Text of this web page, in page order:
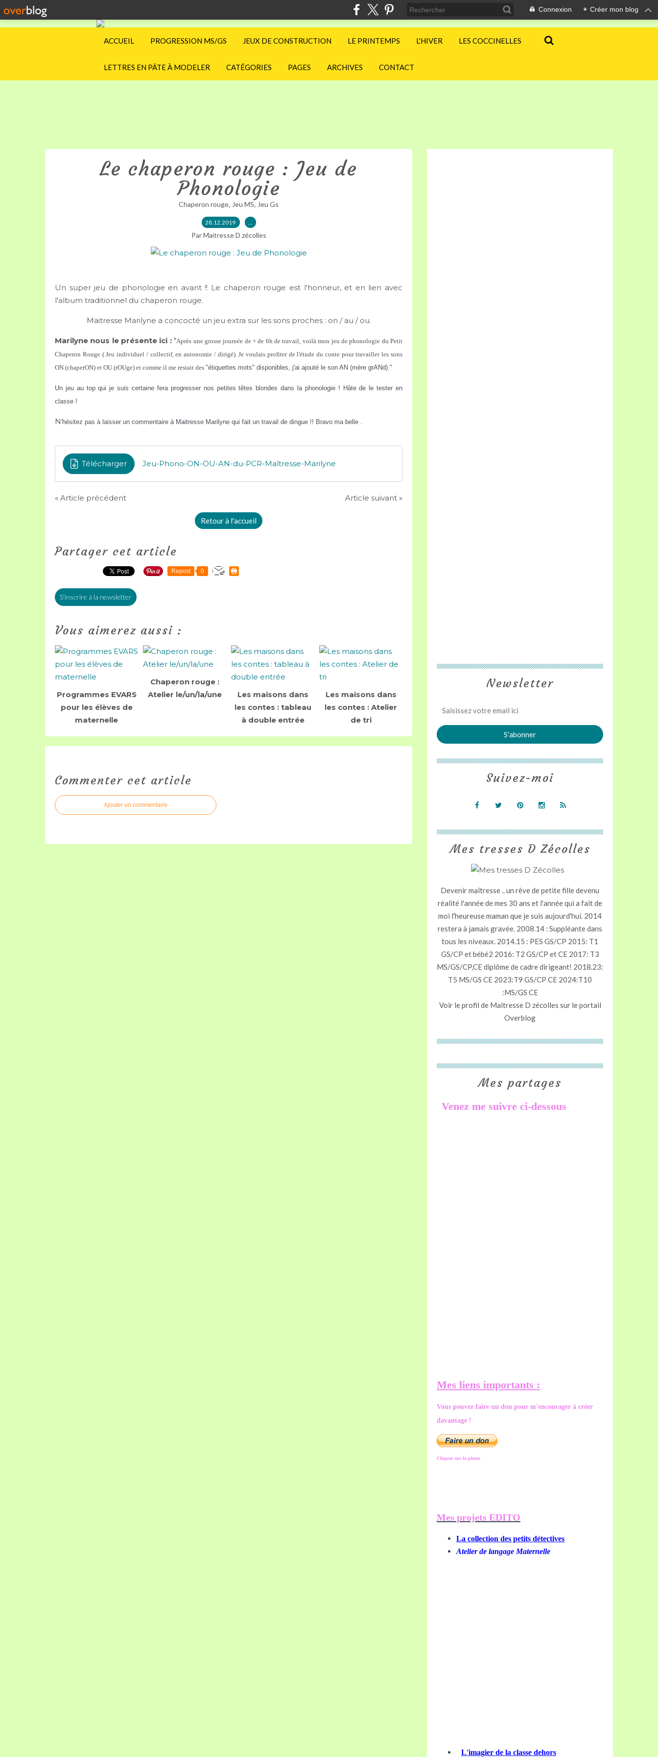
Connexion + Créer mon blog
ACCUEIL PROGRESSION MS/GS JEUX DE CONSTRUCTION LE PRINTEMPS L'HIVER LES COCCINELLES
LETTRES EN PÂTE À MODELER CATÉGORIES PAGES ARCHIVES CONTACT
Le chaperon rouge : Jeu de
Phonologie
Chaperon rouge, Jeu MS, Jeu Gs
28.12.2019 …
Par Maitresse D zécolles
Un super jeu de phonologie en avant !! Le chaperon rouge est l'honneur, et en lien avec
l'album traditionnel du chaperon rouge.
Maitresse Marilyne a concocté un jeu extra sur les sons proches : on / au / ou.
Marilyne nous le présente ici :"Après une grosse journée de + de 6h de travail, voilà mon jeu de phonologie du Petit
Chaperon Rouge ( Jeu individuel / collectif, en autonomie / dirigé). Je voulais profiter de l'étude du conte pour travailler les sons
ON (chaperON) et OU (rOUge) et comme il me restait des "étiquettes mots" disponibles, j'ai ajouté le son AN (mère grANd) "
Un jeu au top qui je suis certaine fera progresser nos petites têtes blondes dans la phonologie ! Hâte de le tester en
classe !
N'hésitez pas à laisser un commentaire à Maitresse Marilyne qui fait un travail de dingue !! Bravo ma belle .
Télécharger Jeu-Phono-ON-OU-AN-du-PCR-Maîtresse-Marilyne
« Article précédent Article suivant »
Retour à l'accueil
Partager cet article
Repost 0
S'inscrire à la newsletter
Vous aimerez aussi :
Programmes EVARS
pour les élèves de
maternelle
Chaperon rouge :
Atelier le/un/la/une
Les maisons dans
les contes : tableau
à double entrée
Les maisons dans
les contes : Atelier
de tri
Commenter cet article
Ajouter un commentaire
Newsletter
Mes tresses D Zécolles
Devenir maîtresse .. un rêve de petite fille devenu
réalité l'année de mes 30 ans et l'année qui a fait de
moi l'heureuse maman que je suis aujourd'hui. 2014
restera à jamais gravée. 2008.14 : Suppléante dans
tous les niveaux. 2014.15 : PES GS/CP 2015: T1
GS/CP et bébé2 2016: T2 GS/CP et CE 2017: T3
MS/GS/CP,CE diplôme de cadre dirigeant! 2018.23:
T5 MS/GS CE 2023:T9 GS/CP CE 2024:T10
:MS/GS CE
Voir le profil de Maitresse D zécolles sur le portail
Overblog
Suivez-moi
Mes partages
Venez me suivre ci-dessous
Mes liens importants :
Vous pouvez faire un don pour m'encourager à créer
davantage !
Cliquez sur la photo
Mes projets EDITO
La collection des petits détectives
Atelier de langage Maternelle
L'imagier de la classe dehors